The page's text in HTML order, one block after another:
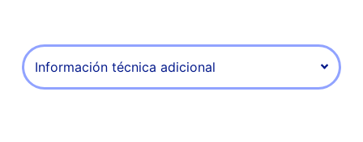
Información técnica adicional